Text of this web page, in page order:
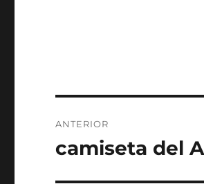
de
ANTERIOR
Entrada
camiseta del